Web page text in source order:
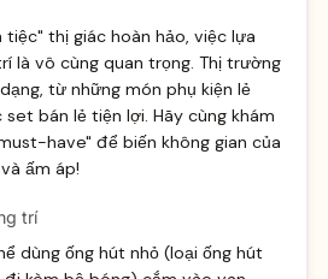
thị giác hoàn hảo, việc lựa
là vô cùng quan trọng. Thị trường
từ những món phụ kiện lẻ
bán lẻ tiện lợi. Hãy cùng khám
have" để biến không gian của
ấm áp!
trí
dùng ống hút nhỏ (loại ống hút